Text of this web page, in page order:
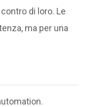
di loro. Le
ma per una